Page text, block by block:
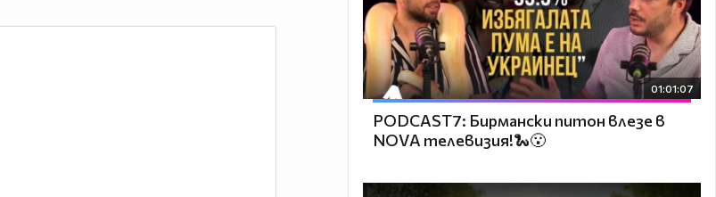
01:01:07
PODCAST7: Бирмански питон влезе в
NOVA телевизия!🐍😮